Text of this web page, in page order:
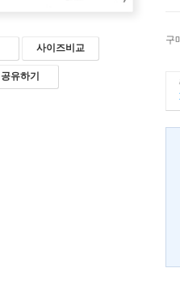
사이즈비교
공유하기
구